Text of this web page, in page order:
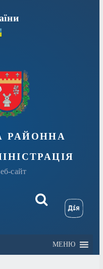
районна
сайт
МЕНЮ